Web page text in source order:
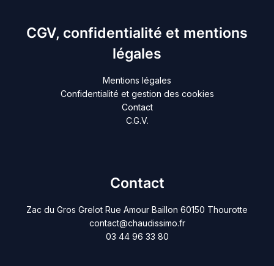
CGV, confidentialité et mentions
légales
Mentions légales
Confidentialité et gestion des cookies
Contact
C.G.V.
Contact
Zac du Gros Grelot Rue Amour Baillon 60150 Thourotte
contact@chaudissimo.fr
03 44 96 33 80